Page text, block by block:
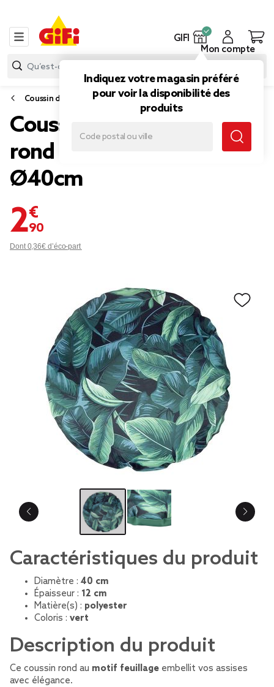
GIFI
Indiquez votre magasin préféré
pour voir la disponibilité des
produits
Mon compte
Coussin d'extérieur
Coussin de jardin Neo
rond motif feuillage vert
Ø40cm
2,90 €
Dont 0,36€ d’éco-part
Caractéristiques du produit
Diamètre : 40 cm
Épaisseur : 12 cm
Matière(s) : polyester
Coloris : vert
Description du produit
Ce coussin rond au motif feuillage embellit vos assises
avec élégance.